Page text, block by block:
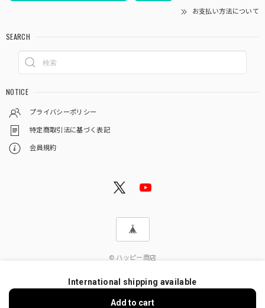
お支払い方法について
SEARCH
NOTICE
プライバシーポリシー
特定商取引法に基づく表記
会員規約
© ハッピー商店
International shipping available
Add to cart